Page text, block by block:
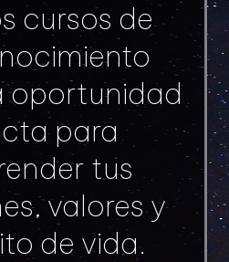
cursos de
oportunidad
para
tus
valores y
de vida.